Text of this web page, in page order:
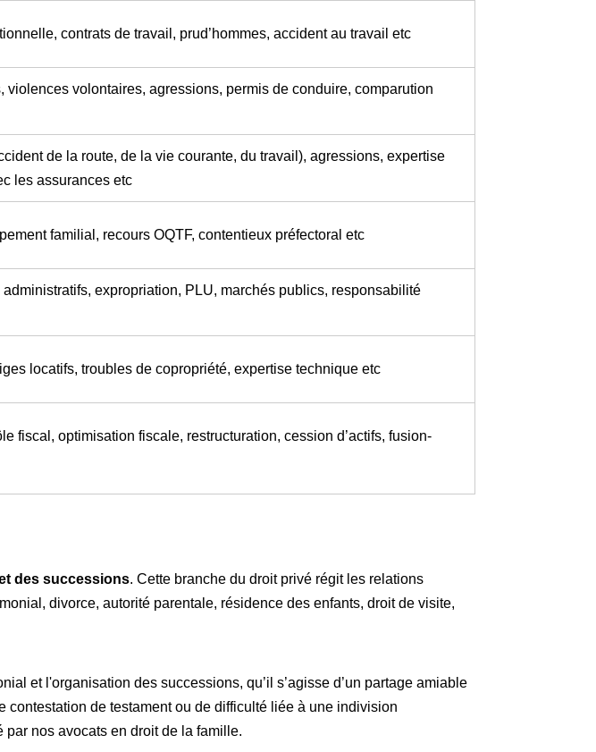
contrats de travail, prud’hommes, accident au travail etc
volontaires, agressions, permis de conduire, comparution
de la route, de la vie courante, du travail), agressions, expertise
les assurances etc
familial, recours OQTF, contentieux préfectoral etc
expropriation, PLU, marchés publics, responsabilité
locatifs, troubles de copropriété, expertise technique etc
fiscal, optimisation fiscale, restructuration, cession d’actifs, fusion-
des successions. Cette branche du droit privé régit les relations
divorce, autorité parentale, résidence des enfants, droit de visite,
et l'organisation des successions, qu’il s’agisse d’un partage amiable
de testament ou de difficulté liée à une indivision
nos avocats en droit de la famille.